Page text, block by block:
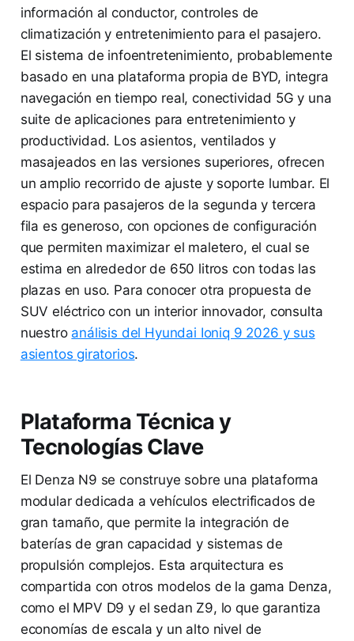
información al conductor, controles de
climatización y entretenimiento para el pasajero.
El sistema de infoentretenimiento, probablemente
basado en una plataforma propia de BYD, integra
navegación en tiempo real, conectividad 5G y una
suite de aplicaciones para entretenimiento y
productividad. Los asientos, ventilados y
masajeados en las versiones superiores, ofrecen
un amplio recorrido de ajuste y soporte lumbar. El
espacio para pasajeros de la segunda y tercera
fila es generoso, con opciones de configuración
que permiten maximizar el maletero, el cual se
estima en alrededor de 650 litros con todas las
plazas en uso. Para conocer otra propuesta de
SUV eléctrico con un interior innovador, consulta
nuestro análisis del Hyundai Ioniq 9 2026 y sus
asientos giratorios.
Plataforma Técnica y
Tecnologías Clave
El Denza N9 se construye sobre una plataforma
modular dedicada a vehículos electrificados de
gran tamaño, que permite la integración de
baterías de gran capacidad y sistemas de
propulsión complejos. Esta arquitectura es
compartida con otros modelos de la gama Denza,
como el MPV D9 y el sedan Z9, lo que garantiza
economías de escala y un alto nivel de